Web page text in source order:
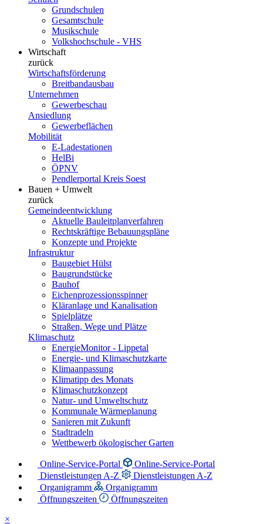
Grundschulen
Gesamtschule
Musikschule
Volkshochschule - VHS
Wirtschaft
zurück
Wirtschaftsförderung
Breitbandausbau
Unternehmen
Gewerbeschau
Ansiedlung
Gewerbeflächen
Mobilität
E-Ladestationen
HelBi
ÖPNV
Pendlerportal Kreis Soest
Bauen + Umwelt
zurück
Gemeindeentwicklung
Aktuelle Bauleitplanverfahren
Rechtskräftige Bebauungspläne
Konzepte und Projekte
Infrastruktur
Baugebiet Hülst
Baugrundstücke
Bauhof
Eichenprozessionsspinner
Kläranlage und Kanalisation
Spielplätze
Straßen, Wege und Plätze
Klimaschutz
EnergieMonitor - Lippetal
Energie- und Klimaschutzkarte
Klimaanpassung
Klimatipp des Monats
Klimaschutzkonzept
Natur- und Umweltschutz
Kommunale Wärmeplanung
Sanieren mit Zukunft
Stadtradeln
Wettbewerb ökologischer Garten
Online-Service-Portal
Online-Service-Portal
Dienstleistungen A-Z
Dienstleistungen A-Z
Organigramm
Organigramm
Öffnungszeiten
Öffnungszeiten
×